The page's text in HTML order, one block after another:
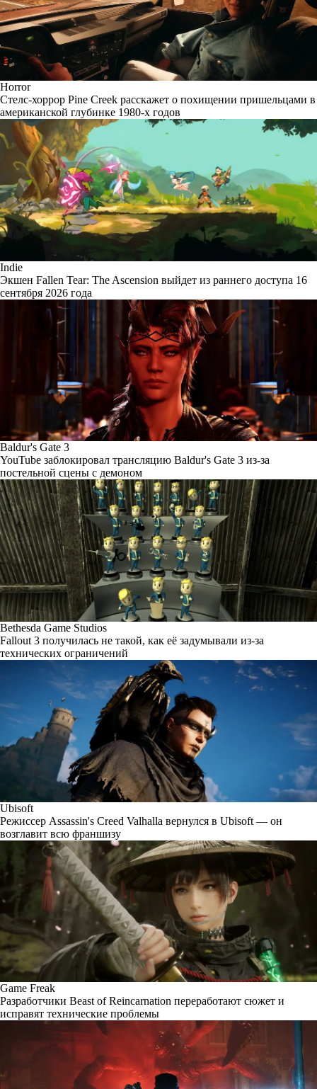
Horror
Стелс-хоррор Pine Creek расскажет о похищении пришельцами в
американской глубинке 1980-х годов
Indie
Экшен Fallen Tear: The Ascension выйдет из раннего доступа 16
сентября 2026 года
Baldur's Gate 3
YouTube заблокировал трансляцию Baldur's Gate 3 из-за
постельной сцены с демоном
Bethesda Game Studios
Fallout 3 получилась не такой, как её задумывали из-за
технических ограничений
Ubisoft
Режиссер Assassin's Creed Valhalla вернулся в Ubisoft — он
возглавит всю франшизу
Game Freak
Разработчики Beast of Reincarnation переработают сюжет и
исправят технические проблемы